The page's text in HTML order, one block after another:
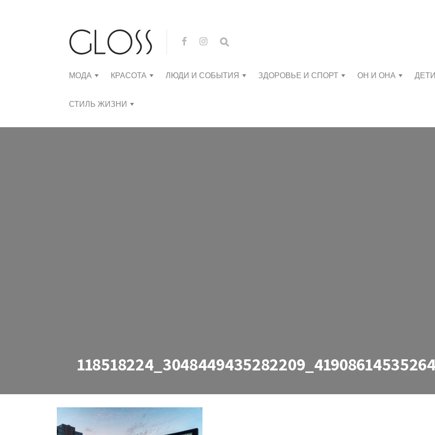
МОДА КРАСОТА ЛЮДИ И СОБЫТИЯ ЗДОРОВЬЕ И СПОРТ ОН И ОНА ДЕТИ
СТИЛЬ ЖИЗНИ
118518224_3048449435282209_4190861453526453374_n